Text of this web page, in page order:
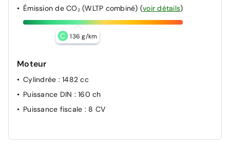
Émission de CO₂ (WLTP combiné) (voir détails)
C 136 g/km
Moteur
Cylindrée : 1482 cc
Puissance DIN : 160 ch
Puissance fiscale : 8 CV